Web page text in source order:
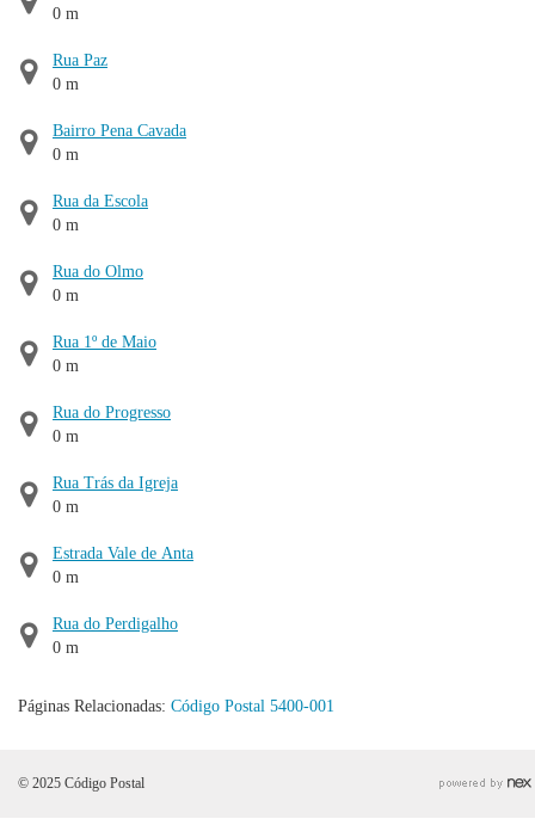
0 m
Rua Paz
0 m
Bairro Pena Cavada
0 m
Rua da Escola
0 m
Rua do Olmo
0 m
Rua 1º de Maio
0 m
Rua do Progresso
0 m
Rua Trás da Igreja
0 m
Estrada Vale de Anta
0 m
Rua do Perdigalho
0 m
Páginas Relacionadas: Código Postal 5400-001
© 2025 Código Postal